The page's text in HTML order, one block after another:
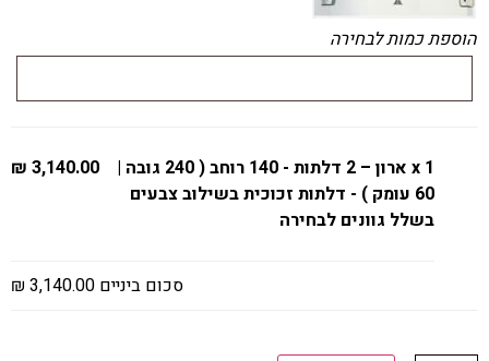
הוספת כמות לבחירה
x 1
ארון – 2 דלתות - 140 רוחב ( 240 גובה |
60 עומק ) - דלתות זכוכית בשילוב צבעים
בשלל גוונים לבחירה
3,140.00 ₪
סכום ביניים 3,140.00 ₪